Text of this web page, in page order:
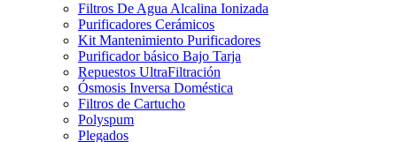
Filtros De Agua Alcalina Ionizada
Purificadores Cerámicos
Kit Mantenimiento Purificadores
Purificador básico Bajo Tarja
Repuestos UltraFiltración
Ósmosis Inversa Doméstica
Filtros de Cartucho
Polyspum
Plegados